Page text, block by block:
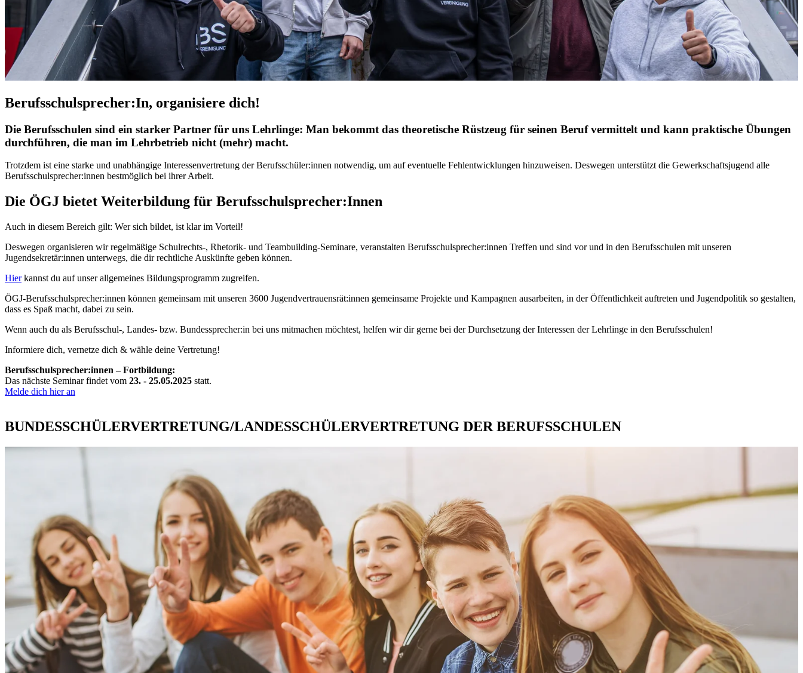
Berufsschulsprecher:In, organisiere dich!
Die Berufsschulen sind ein starker Partner für uns Lehrlinge: Man bekommt das theoretische Rüstzeug für seinen Beruf vermittelt und kann praktische Übungen
durchführen, die man im Lehrbetrieb nicht (mehr) macht.
Trotzdem ist eine starke und unabhängige Interessenvertretung der Berufsschüler:innen notwendig, um auf eventuelle Fehlentwicklungen hinzuweisen. Deswegen unterstützt die Gewerkschaftsjugend alle
Berufsschulsprecher:innen bestmöglich bei ihrer Arbeit.
Die ÖGJ bietet Weiterbildung für Berufsschulsprecher:Innen
Auch in diesem Bereich gilt: Wer sich bildet, ist klar im Vorteil!
Deswegen organisieren wir regelmäßige Schulrechts-, Rhetorik- und Teambuilding-Seminare, veranstalten Berufsschulsprecher:innen Treffen und sind vor und in den Berufsschulen mit unseren
Jugendsekretär:innen unterwegs, die dir rechtliche Auskünfte geben können.
Hierkannst du auf unser allgemeines Bildungsprogramm zugreifen.
ÖGJ-Berufsschulsprecher:innen können gemeinsam mit unseren 3600 Jugendvertrauensrät:innen gemeinsame Projekte und Kampagnen ausarbeiten, in der Öffentlichkeit auftreten und Jugendpolitik so gestalten,
dass es Spaß macht, dabei zu sein.
Wenn auch du als Berufsschul-, Landes- bzw. Bundessprecher:in bei uns mitmachen möchtest, helfen wir dir gerne bei der Durchsetzung der Interessen der Lehrlinge in den Berufsschulen!
Informiere dich, vernetze dich & wähle deine Vertretung!
Berufsschulsprecher:innen – Fortbildung:
Das nächste Seminar findet vom 23. - 25.05.2025 statt.
Melde dich hier an
BUNDESSCHÜLERVERTRETUNG/LANDESSCHÜLERVERTRETUNG DER BERUFSSCHULEN